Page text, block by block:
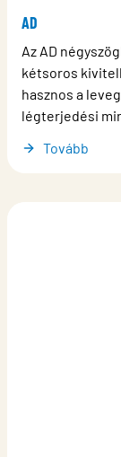
AD
Az AD
kétsoros
hasznos a
légterjedési
Tovább